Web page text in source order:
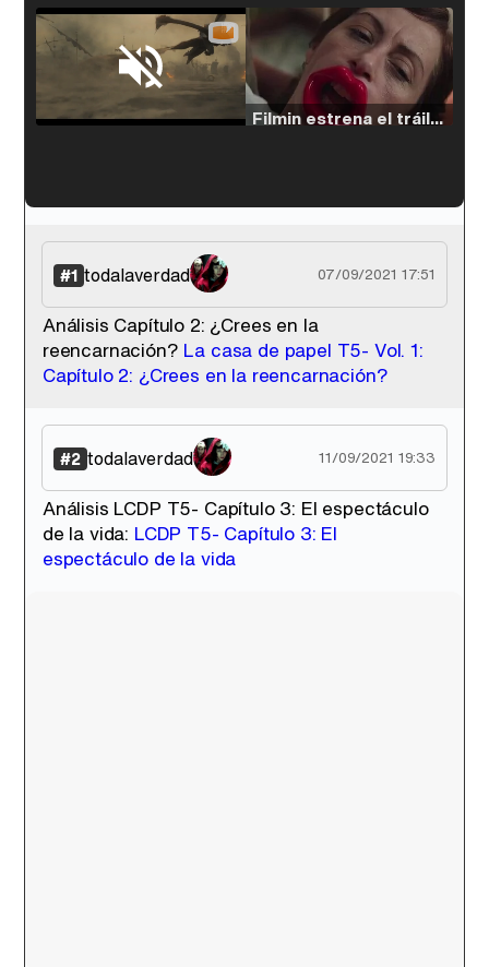
Filmin estrena el tráiler de 'Millennial Mal', su nueva comedia universitaria de la mano de Lorena Iglesias
'120 Minutos' celebra sus 2.000 programas en Telemadrid con un vídeo del día a día en la redacción
Tráiler en catalán de 'Ravalear', la nueva serie de HBO Max sobre los fondos buitre
#1 todalaverdad 07/09/2021 17:51
Análisis Capítulo 2: ¿Crees en la
reencarnación? La casa de papel T5- Vol. 1:
Capítulo 2: ¿Crees en la reencarnación?
#2 todalaverdad 11/09/2021 19:33
Análisis LCDP T5- Capítulo 3: El espectáculo
de la vida: LCDP T5- Capítulo 3: El
espectáculo de la vida